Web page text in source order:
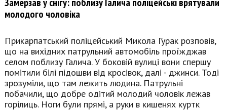
молодого чоловіка
Прикарпатський поліцейський Микола Гурак розповів,
що на вихідних патрульний автомобіль проїжджав
селом поблизу Галича. У боковій вулиці вони спершу
помітили білі підошви від кросівок, далі - джинси. Тоді
зрозуміли, що там лежить людина. Патрульні
побачили, що добре одітий молодий чоловік лежав
горілиць. Ноги були прямі, а руки в кишенях куртк